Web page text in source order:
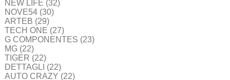
NEW LIFE (32)
NOVE54 (30)
ARTEB (29)
TECH ONE (27)
G COMPONENTES (23)
MG (22)
TIGER (22)
DETTAGLI (22)
AUTO CRAZY (22)